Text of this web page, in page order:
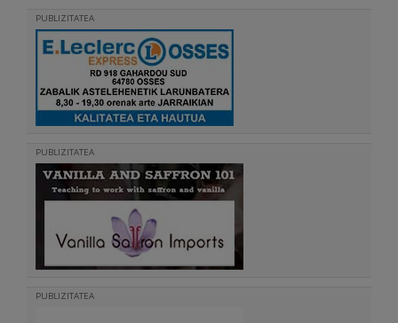
PUBLIZITATEA
PUBLIZITATEA
PUBLIZITATEA